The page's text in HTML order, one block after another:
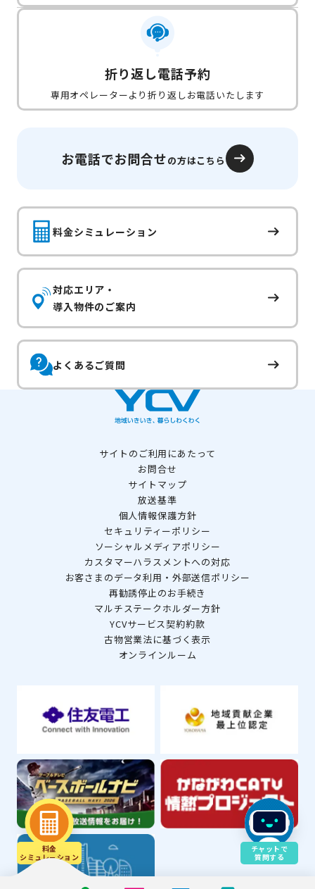
折り返し電話予約
専用オペレーターより折り返しお電話いたします
お電話でお問合せの方はこちら
料金シミュレーション
対応エリア・
導入物件のご案内
よくあるご質問
料金
シミュレ－ション
サイトのご利用にあたって
お問合せ
サイトマップ
放送基準
個人情報保護方針
セキュリティーポリシー
ソーシャルメディアポリシー
カスタマーハラスメントへの対応
お客さまのデータ利用・外部送信ポリシー
再勧誘停止のお手続き
マルチステークホルダー方針
YCVサービス契約約款
古物営業法に基づく表示
オンラインルーム
チャットで
質問する